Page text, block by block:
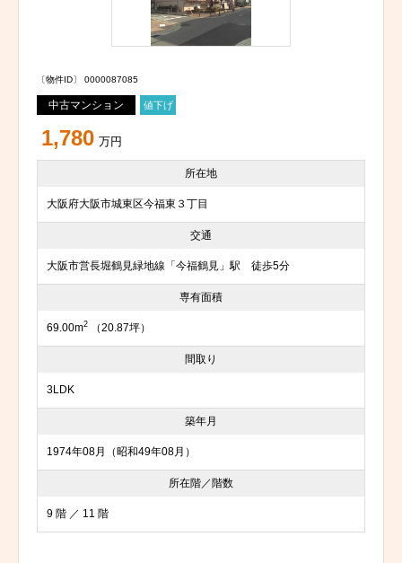
〔物件ID〕 0000087085
中古マンション 値下げ
1,780 万円
所在地
大阪府大阪市城東区今福東３丁目
交通
大阪市営長堀鶴見緑地線「今福鶴見」駅 徒歩5分
専有面積
69.00m2 （20.87坪）
間取り
3LDK
築年月
1974年08月（昭和49年08月）
所在階／階数
9 階 ／ 11 階